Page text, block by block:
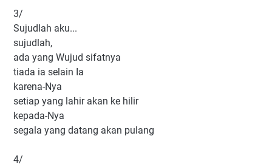
3/
Sujudlah aku...
sujudlah,
ada yang Wujud sifatnya
tiada ia selain Ia
karena-Nya
setiap yang lahir akan ke hilir
kepada-Nya
segala yang datang akan pulang
4/